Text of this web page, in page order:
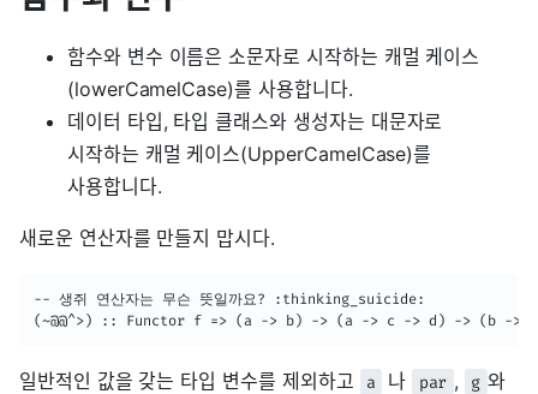
함수와 변수 이름은 소문자로 시작하는 캐멀 케이스
(lowerCamelCase)를 사용합니다.
데이터 타입, 타입 클래스와 생성자는 대문자로
시작하는 캐멀 케이스(UpperCamelCase)를
사용합니다.
새로운 연산자를 만들지 맙시다.
-- 생쥐 연산자는 무슨 뜻일까요? :thinking_suicide:
(~@@^>) :: Functor f => (a -> b) -> (a -> c -> d) -> (b -
일반적인 값을 갖는 타입 변수를 제외하고 a 나 par , g 와